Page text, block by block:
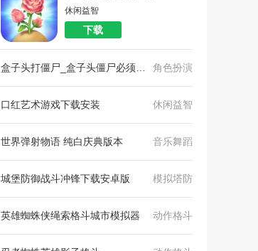
休闲益智
下载
角色扮演
口红艺术游戏下载安装 休闲益智
世界弹射物语 纯白庆典版本 音乐舞蹈
城堡防御战斗冲锋下载安卓版 模拟塔防
英雄蜘蛛侠绳索格斗城市模拟器 动作格斗